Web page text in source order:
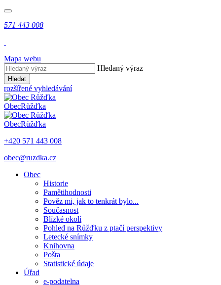
571 443 008
Mapa webu
Hledaný výraz
Hledat
rozšířené vyhledávání
ObecRůžďka
ObecRůžďka
+420 571 443 008
obec@ruzdka.cz
Obec
Historie
Pamětihodnosti
Pověz mi, jak to tenkrát bylo...
Současnost
Blízké okolí
Pohled na Růžďku z ptačí perspektivy
Letecké snímky
Knihovna
Pošta
Statistické údaje
Úřad
e-podatelna